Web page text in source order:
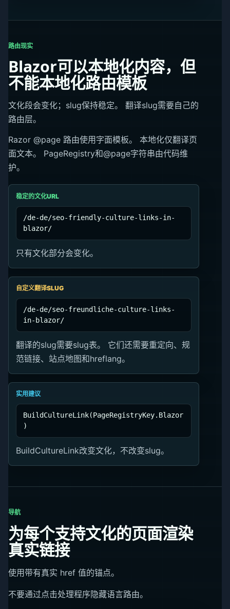
路由现实
Blazor可以本地化内容，但
不能本地化路由模板
文化段会变化；slug保持稳定。 翻译slug需要自己的
路由层。
Razor @page 路由使用字面模板。 本地化仅翻译页
面文本。 PageRegistry和@page字符串由代码维
护。
稳定的文化URL
/de-de/seo-friendly-culture-links-in-
blazor/
只有文化部分会变化。
自定义翻译SLUG
/de-de/seo-freundliche-culture-links-
in-blazor/
翻译的slug需要slug表。 它们还需要重定向、规
范链接、站点地图和hreflang。
实用建议
BuildCultureLink(PageRegistryKey.Blazor
)
BuildCultureLink改变文化，不改变slug。
导航
为每个支持文化的页面渲染
真实链接
使用带有真实 href 值的锚点。
不要通过点击处理程序隐藏语言路由。